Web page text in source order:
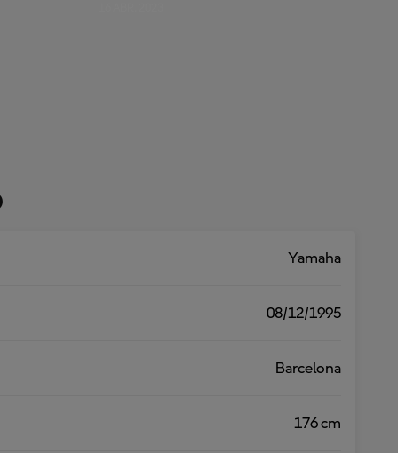
Yamaha
08/12/1995
Barcelona
176 cm